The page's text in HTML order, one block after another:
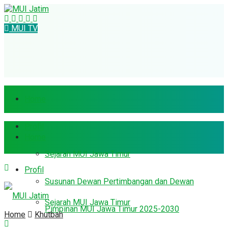
MUI TV
Sejarah MUI Jawa Timur
Susunan Dewan Pertimbangan dan Dewan
Pimpinan MUI Jawa Timur 2025-2030
Profil
Sejarah MUI Jawa Timur
Home Khutbah